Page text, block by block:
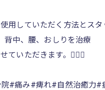
用していただく方法とスタ
中、腰、おしりを治療
ていただきます。🙇🏻‍♀️‪‪
#痛み#痺れ#自然治癒力